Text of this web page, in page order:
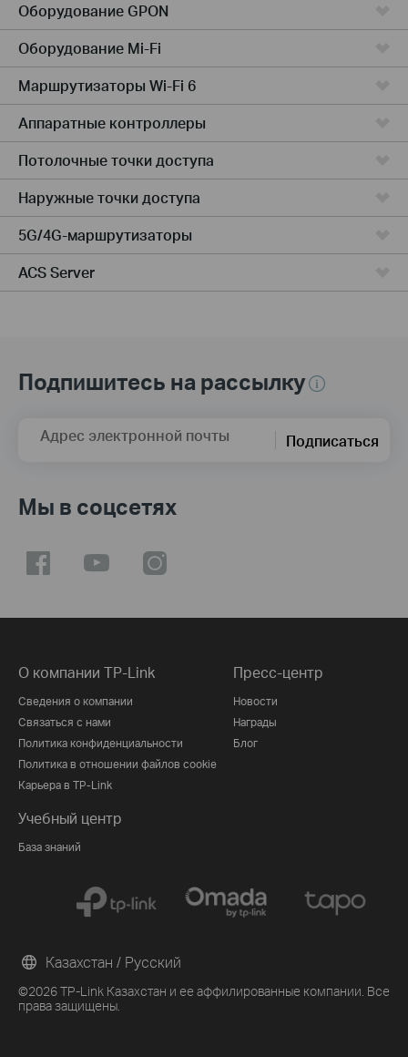
Оборудование GPON
Оборудование Mi-Fi
Маршрутизаторы Wi-Fi 6
Аппаратные контроллеры
Потолочные точки доступа
Наружные точки доступа
5G/4G-маршрутизаторы
ACS Server
Подпишитесь на рассылку
Адрес электронной почты Подписаться
Мы в соцсетях
О компании TP-Link
Сведения о компании
Связаться с нами
Политика конфиденциальности
Политика в отношении файлов cookie
Карьера в TP-Link
Пресс-центр
Новости
Награды
Блог
Учебный центр
База знаний
©2026 TP-Link Казахстан и ее аффилированные компании. Все
права защищены.
Казахстан / Русский